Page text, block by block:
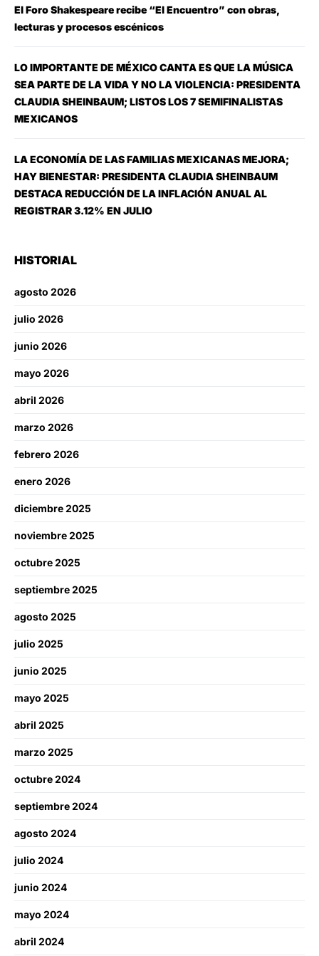
El Foro Shakespeare recibe “El Encuentro” con obras,
lecturas y procesos escénicos
LO IMPORTANTE DE MÉXICO CANTA ES QUE LA MÚSICA
SEA PARTE DE LA VIDA Y NO LA VIOLENCIA: PRESIDENTA
CLAUDIA SHEINBAUM; LISTOS LOS 7 SEMIFINALISTAS
MEXICANOS
LA ECONOMÍA DE LAS FAMILIAS MEXICANAS MEJORA;
HAY BIENESTAR: PRESIDENTA CLAUDIA SHEINBAUM
DESTACA REDUCCIÓN DE LA INFLACIÓN ANUAL AL
REGISTRAR 3.12% EN JULIO
HISTORIAL
agosto 2026
julio 2026
junio 2026
mayo 2026
abril 2026
marzo 2026
febrero 2026
enero 2026
diciembre 2025
noviembre 2025
octubre 2025
septiembre 2025
agosto 2025
julio 2025
junio 2025
mayo 2025
abril 2025
marzo 2025
octubre 2024
septiembre 2024
agosto 2024
julio 2024
junio 2024
mayo 2024
abril 2024